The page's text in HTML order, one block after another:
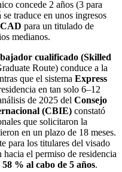
concede 2 años (3 para
traduce en unos ingresos
CAD para un titulado de
medianos.
cualificado (Skilled
Route) conduce a la
que el sistema Express
en tan solo 6–12
de 2025 del Consejo
(CBIE) constató
que solicitaron la
en un plazo de 18 meses.
para los titulares del visado
el permiso de residencia
58 % al cabo de 5 años.